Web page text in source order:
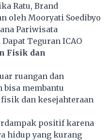
Ratu, Brand
oleh Mooryati Soedibyo
Pariwisata
Teguran ICAO
Fisik dan
ruangan dan
bisa membantu
dan kesejahteraan
positif karena
hidup yang kurang